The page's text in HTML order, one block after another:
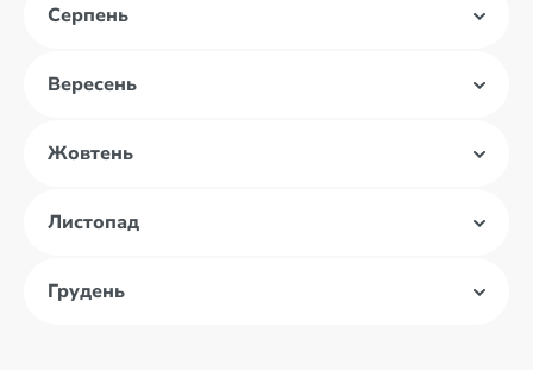
Серпень
Вересень
Жовтень
Листопад
Грудень